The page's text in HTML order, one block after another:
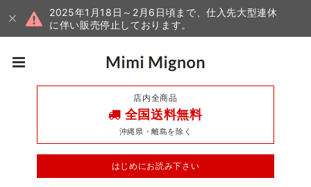
2025年1月18日～2月6日頃まで、仕入先大型連休
に伴い販売停止しております。
店内全商品
全国送料無料
沖縄県・離島を除く
はじめにお読み下さい